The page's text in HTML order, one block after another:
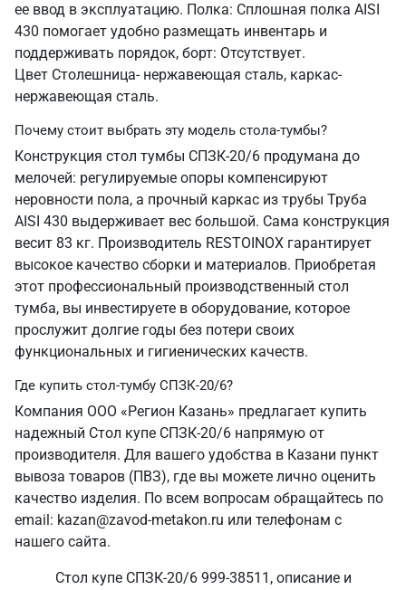
ее ввод в эксплуатацию. Полка: Сплошная полка AISI
430 помогает удобно размещать инвентарь и
поддерживать порядок, борт: Отсутствует.
Цвет Столешница- нержавеющая сталь, каркас-
нержавеющая сталь.
Почему стоит выбрать эту модель стола-тумбы?
Конструкция стол тумбы СПЗК-20/6 продумана до
мелочей: регулируемые опоры компенсируют
неровности пола, а прочный каркас из трубы Труба
AISI 430 выдерживает вес большой. Сама конструкция
весит 83 кг. Производитель RESTOINOX гарантирует
высокое качество сборки и материалов. Приобретая
этот профессиональный производственный стол
тумба, вы инвестируете в оборудование, которое
прослужит долгие годы без потери своих
функциональных и гигиенических качеств.
Где купить стол-тумбу СПЗК-20/6?
Компания ООО «Регион Казань» предлагает купить
надежный Стол купе СПЗК-20/6 напрямую от
производителя. Для вашего удобства в Казани пункт
вывоза товаров (ПВЗ), где вы можете лично оценить
качество изделия. По всем вопросам обращайтесь по
email: kazan@zavod-metakon.ru или телефонам с
нашего сайта.
Стол купе СПЗК-20/6 999-38511, описание и